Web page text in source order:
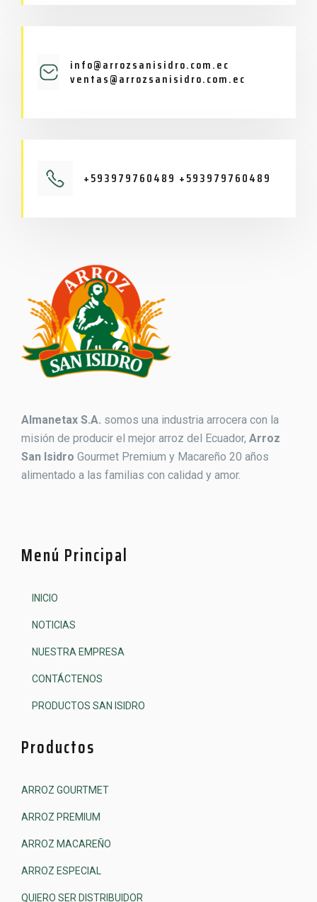
info@arrozsanisidro.com.ec
ventas@arrozsanisidro.com.ec
+593979760489 +593979760489
Almanetax S.A. somos una industria arrocera con la
misión de producir el mejor arroz del Ecuador, Arroz
San Isidro Gourmet Premium y Macareño 20 años
alimentado a las familias con calidad y amor.
Menú Principal
INICIO
NOTICIAS
NUESTRA EMPRESA
CONTÁCTENOS
PRODUCTOS SAN ISIDRO
Productos
ARROZ GOURTMET
ARROZ PREMIUM
ARROZ MACAREÑO
ARROZ ESPECIAL
QUIERO SER DISTRIBUIDOR